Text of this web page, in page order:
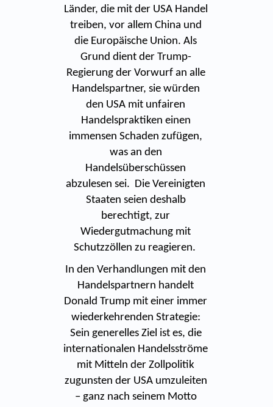
Länder, die mit der USA Handel
treiben, vor allem China und
die Europäische Union. Als
Grund dient der Trump-
Regierung der Vorwurf an alle
Handelspartner, sie würden
den USA mit unfairen
Handelspraktiken einen
immensen Schaden zufügen,
was an den
Handelsüberschüssen
abzulesen sei. Die Vereinigten
Staaten seien deshalb
berechtigt, zur
Wiedergutmachung mit
Schutzzöllen zu reagieren.
In den Verhandlungen mit den
Handelspartnern handelt
Donald Trump mit einer immer
wiederkehrenden Strategie:
Sein generelles Ziel ist es, die
internationalen Handelsströme
mit Mitteln der Zollpolitik
zugunsten der USA umzuleiten
– ganz nach seinem Motto